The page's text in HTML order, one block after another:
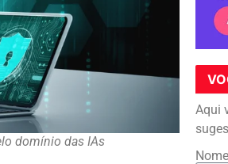
domínio das IAs
Aqui
Nome